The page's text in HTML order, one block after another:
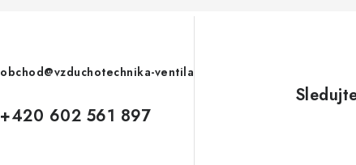
obchod@vzduchotechnika-ventila
+420 602 561 897